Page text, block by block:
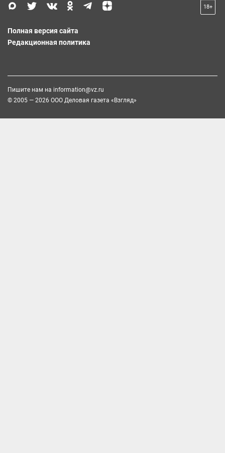
18+
Полная версия сайта
Редакционная политика
Пишите нам на information@vz.ru
© 2005 — 2026 ООО Деловая газета «Взгляд»